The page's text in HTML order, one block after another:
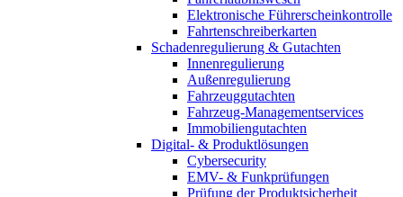
Elektronische Führerscheinkontrolle
Fahrtenschreiberkarten
Schadenregulierung & Gutachten
Innenregulierung
Außenregulierung
Fahrzeuggutachten
Fahrzeug-Managementservices
Immobiliengutachten
Digital- & Produktlösungen
Cybersecurity
EMV- & Funkprüfungen
Prüfung der Produktsicherheit